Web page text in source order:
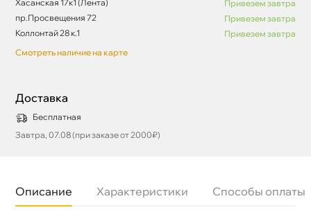
Хасанская 17к1 (Лента)
Привезем завтра
пр.Просвещения 72
Привезем завтра
Коллонтай 28 к.1
Привезем завтра
Смотреть наличие на карте
Доставка
Бесплатная
Завтра, 07.08 (при заказе от 2000₽)
Описание Характеристики Способы оплаты